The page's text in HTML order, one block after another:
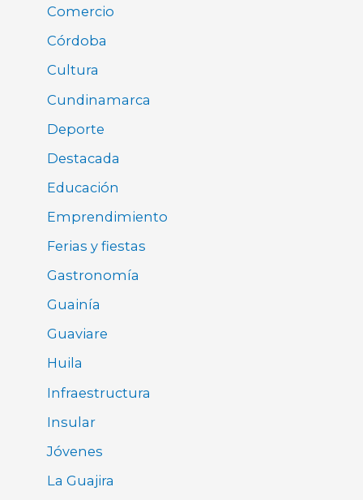
Comercio
Córdoba
Cultura
Cundinamarca
Deporte
Destacada
Educación
Emprendimiento
Ferias y fiestas
Gastronomía
Guainía
Guaviare
Huila
Infraestructura
Insular
Jóvenes
La Guajira